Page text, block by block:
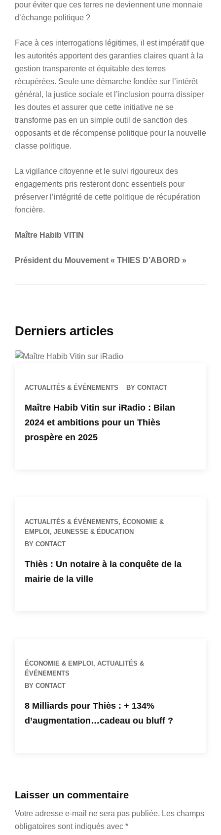
pour éviter que ces terres ne deviennent une monnaie
d’échange politique ?
Face à ces interrogations légitimes, il est impératif que
les autorités apportent des garanties claires quant à la
gestion transparente et équitable des terres
récupérées. Seule une démarche fondée sur l’intérêt
général, la justice sociale et l’inclusion pourra dissiper
les doutes et assurer que cette initiative ne se
transforme pas en un simple outil de sanction des
opposants et de récompense politique pour la nouvelle
classe politique.
La vigilance citoyenne et le suivi rigoureux des
engagements pris resteront donc essentiels pour
préserver l’intégrité de cette politique de récupération
foncière.
Maître Habib VITIN
Président du Mouvement « THIES D’ABORD »
Derniers articles
ACTUALITÉS & ÉVÉNEMENTS BY CONTACT
Maître Habib Vitin sur iRadio : Bilan
2024 et ambitions pour un Thiès
prospère en 2025
ACTUALITÉS & ÉVÉNEMENTS, ÉCONOMIE &
EMPLOI , JEUNESSE & ÉDUCATION
BY CONTACT
Thiès : Un notaire à la conquête de la
mairie de la ville
ÉCONOMIE & EMPLOI , ACTUALITÉS &
ÉVÉNEMENTS
BY CONTACT
8 Milliards pour Thiès : + 134%
d’augmentation…cadeau ou bluff ?
Laisser un commentaire
Votre adresse e-mail ne sera pas publiée. Les champs
obligatoires sont indiqués avec *